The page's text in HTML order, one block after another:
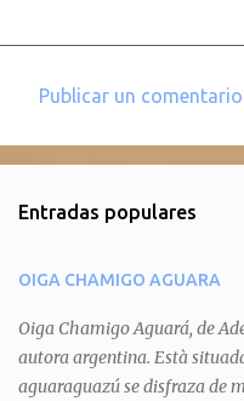
e
t
a
r
i
Publicar un comentario
Entradas populares
OIGA CHAMIGO AGUARA
Oiga Chamigo Aguará, de
autora argentina. Està
aguaraguazú se disfraza de